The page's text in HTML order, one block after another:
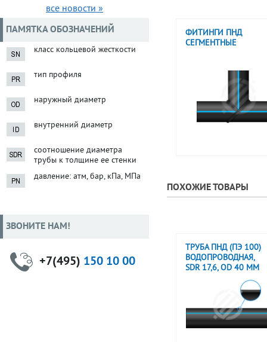
ФИТИНГИ ПНД
СЕГМЕНТНЫЕ
ПОХОЖИЕ ТОВАРЫ
ТРУБА ПНД (ПЭ 100)
ВОДОПРОВОДНАЯ,
SDR 17,6, OD 40 ММ
все новости »
ПАМЯТКА ОБОЗНАЧЕНИЙ
класс кольцевой жесткости
тип профиля
наружный диаметр
внутренний диаметр
соотношение диаметра
трубы к толщине ее стенки
давление: атм, бар, кПа, МПа
ЗВОНИТЕ НАМ!
+7(495) 150 10 00